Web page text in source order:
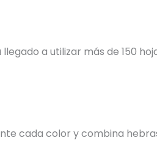
a utilizar más de 150
cada color y combina